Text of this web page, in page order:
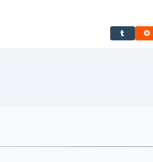
Share on
Share on Reddit
Share on Tumblr